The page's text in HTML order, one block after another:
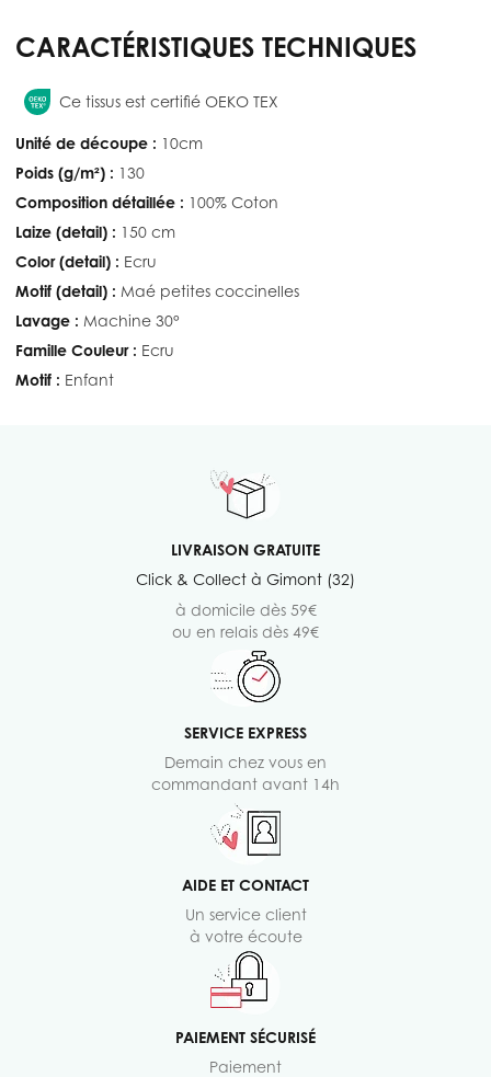
CARACTÉRISTIQUES TECHNIQUES
Ce tissus est certifié OEKO TEX
Unité de découpe : 10cm
Poids (g/m²) : 130
Composition détaillée : 100% Coton
Laize (detail) : 150 cm
Color (detail) : Ecru
Motif (detail) : Maé petites coccinelles
Lavage : Machine 30°
Famille Couleur : Ecru
Motif : Enfant
LIVRAISON GRATUITE
Click & Collect à Gimont (32)
à domicile dès 59€
ou en relais dès 49€
SERVICE EXPRESS
Demain chez vous en
commandant avant 14h
AIDE ET CONTACT
Un service client
à votre écoute
PAIEMENT SÉCURISÉ
Paiement